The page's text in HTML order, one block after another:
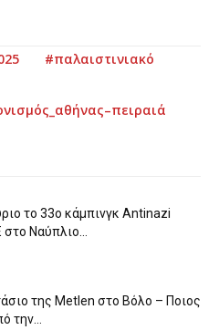
#παλαιστινιακό
το 33ο κάμπινγκ Antinazi
Ναύπλιο...
της Metlen στο Βόλο – Ποιος
την...